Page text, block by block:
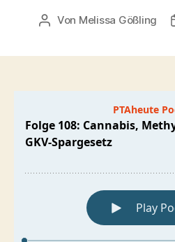
Beitragsautor
Von Melissa Gößling